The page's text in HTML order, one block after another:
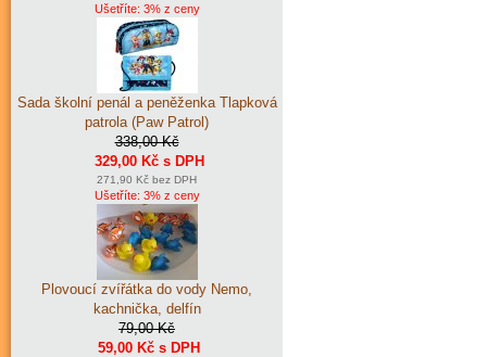
Ušetříte: 3% z ceny
Sada školní penál a peněženka Tlapková
patrola (Paw Patrol)
338,00 Kč
329,00 Kč s DPH
271,90 Kč bez DPH
Ušetříte: 3% z ceny
Plovoucí zvířátka do vody Nemo,
kachnička, delfín
79,00 Kč
59,00 Kč s DPH